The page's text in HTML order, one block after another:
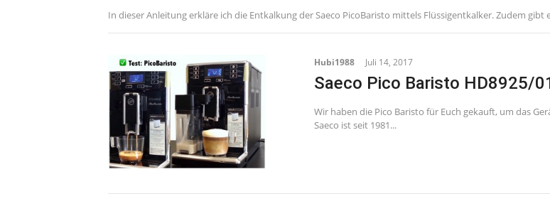
In dieser Anleitung erkläre ich die Entkalkung der Saeco PicoBaristo mittels Flüssigentkalker. Zudem gibt
Hubi1988 Juli 14, 2017
Saeco Pico Baristo HD8925/
Wir haben die Pico Baristo für Euch gekauft, um das
Saeco ist seit 1981...